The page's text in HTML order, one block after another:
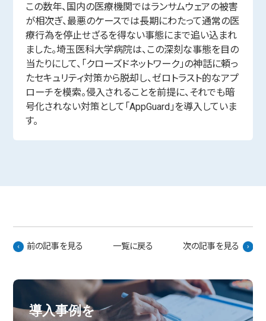
この数年、国内の医療機関ではランサムウェアの被害
が相次ぎ、最悪のケースでは長期にわたって通常の医
療行為を停止せざるを得ない事態にまで追い込まれ
ました。埼玉医科大学病院は、この深刻な事態を目の
当たりにして、「クローズドネットワーク」の神話に頼っ
たセキュリティ対策から脱却し、ゼロトラスト的なアプ
ローチを模索。侵入されることを前提に、それでも暗
号化されない対策として「AppGuard」を導入していま
す。
前の記事を見る 一覧に戻る 次の記事を見る
導入事例を